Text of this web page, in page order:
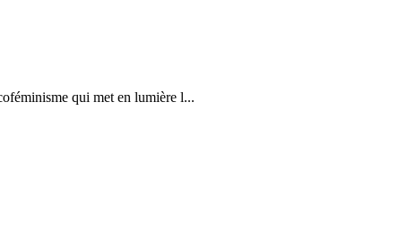
qui met en lumière l...